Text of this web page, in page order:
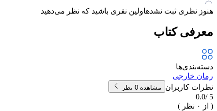
هنوز نظری ثبت نشدهاولین نفری باشید که نظر می‌دهید
معرفی کتاب
دسته‌بندی‌ها
رمان خارجی
نظرات کاربران
مشاهده 0 نظر
5 /
0.0
( از
۰ نظر )